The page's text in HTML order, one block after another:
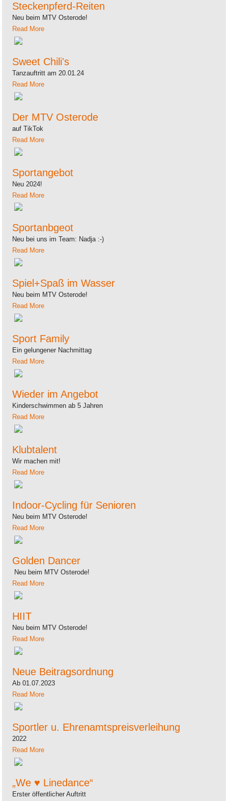
Steckenpferd-Reiten
Neu beim MTV Osterode!
Read More
Sweet Chili's
Tanzauftritt am 20.01.24
Read More
Der MTV Osterode
auf TikTok
Read More
Sportangebot
Neu 2024!
Read More
Sportanbgeot
Neu bei uns im Team: Nadja :-)
Read More
Spiel+Spaß im Wasser
Neu beim MTV Osterode!
Read More
Sport Family
Ein gelungener Nachmittag
Read More
Wieder im Angebot
Kinderschwimmen ab 5 Jahren
Read More
Klubtalent
Wir machen mit!
Read More
Indoor-Cycling für Senioren
Neu beim MTV Osterode!
Read More
Golden Dancer
Neu beim MTV Osterode!
Read More
HIIT
Neu beim MTV Osterode!
Read More
Neue Beitragsordnung
Ab 01.07.2023
Read More
Sportler u. Ehrenamtspreisverleihung
2022
Read More
„We ♥ Linedance“
Erster öffentlicher Auftritt